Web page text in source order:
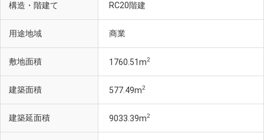
構造・階建て RC20階建
用途地域 商業
敷地面積 1760.51m2
建築面積 577.49m2
建築延面積 9033.39m2